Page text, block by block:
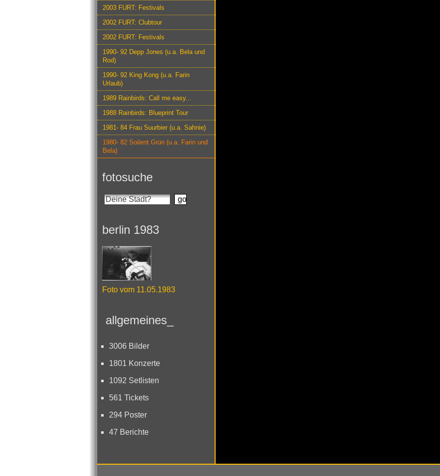
2003 FURT: Festivals
2002 FURT: Clubtour
2002 FURT: Festivals
1990- 92 Depp Jones (u.a. Bela und
Rod)
1990- 92 King Kong (u.a. Farin
Urlaub)
1989 Rainbirds: Call me easy...
1988 Rainbirds: Blueprint Tour
1981- 84 Frau Suurbier (u.a. Sahnie)
1980- 82 Soilent Grün (u.a. Farin und
Bela)
fotosuche
berlin 1983
Foto vom 11.05.1983
allgemeines_
3006 Bilder
1801 Konzerte
1092 Setlisten
561 Tickets
294 Poster
47 Berichte